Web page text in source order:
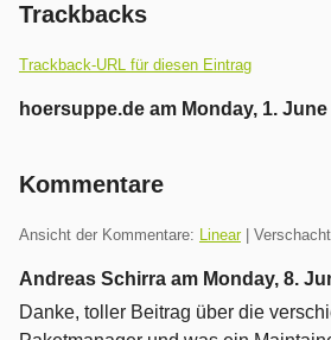
Trackbacks
Trackback-URL für diesen Eintrag
hoersuppe.de am Monday, 1. June
des
Inhaltes
Trackbacks
ist
Kommentare
Ansicht der Kommentare: Linear|
Andreas Schirra am Monday, 8.
Danke, toller Beitrag über die